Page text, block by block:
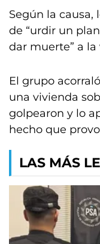
Según la causa,
de “urdir un
dar muerte” a
El grupo
una vivienda
golpearon y lo
hecho que
LAS MÁS